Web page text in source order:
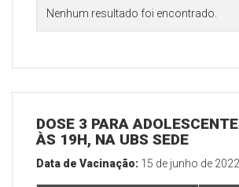
Nenhum resultado foi encontrado.
DOSE 3 PARA
ÀS 19H, NA UBS SEDE
Data de Vacinação: 15 de junho de 2022